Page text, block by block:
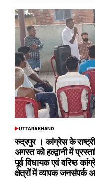
POSTED
UTTARAKHAND
रुद्रपुर । कांग्रेस के
अगस्त को हल्द्वानी में
पूर्व विधायक एवं वरिष्ठ
क्षेत्रों में व्यापक जनसंपर्क